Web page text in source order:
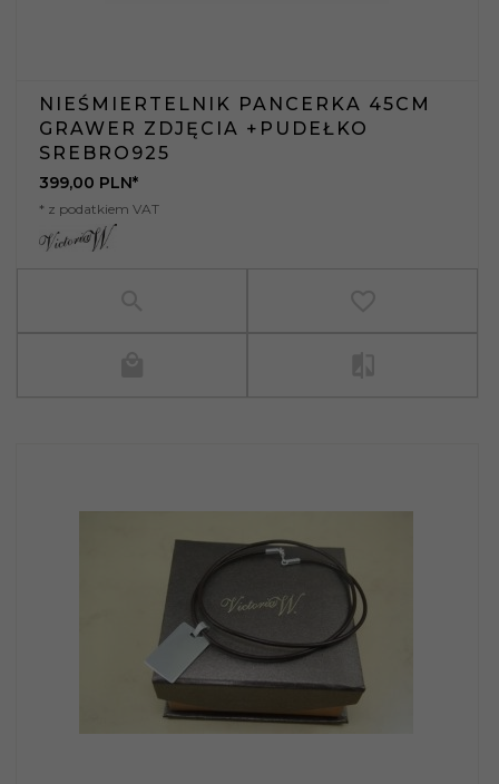
NIEŚMIERTELNIK PANCERKA 45CM
GRAWER ZDJĘCIA +PUDEŁKO
SREBRO925
399,00 PLN*
* z podatkiem VAT